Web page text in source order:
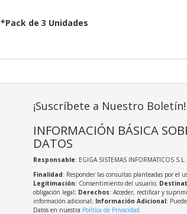
*Pack de 3 Unidades
¡Suscríbete a Nuestro Boletín!
INFORMACIÓN BÁSICA
DATOS
Responsable: EGIGA SISTEMAS INFORMATICOS S.L.
Finalidad: Responder las consultas planteadas por el
Legitimación: Consentimiento del usuario;
obligación legal; Derechos: Acceder, rectificar y
información adicional; Información Adicional:
Datos en nuestra Política de Privacidad.